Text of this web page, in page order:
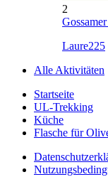
2
Laure225
Alle Aktivitäten
Startseite
UL-Trekking
Küche
Flasche für